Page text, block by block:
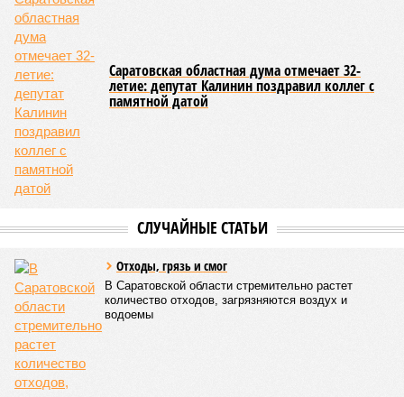
возможностями здоровья и их родители, а также учащиеся
школы-интерната, расположенной в городе Марксе. Кроме
того, на концерт прибыли подопечные саратовского
филиала государственного фонда «Защитники Отечества»,
объединяющего членов семей участников специальной
военной операции. В зале также присутствовали сестры
епархиального общества «Милосердие» и прихожане
саратовских храмов.
Благотворительный концерт «Вера, надежда, любовь» (фото: saratov-
eparhia.ru)
Среди почетных гостей были митрополит Саратовский и
Вольский
Игнатий, а также ректор Саратовской духовной
семинарии, секретарь Епархиального совета протоиерей
Сергий Штурбабин, представители епархии, ректор
Саратовской государственной консерватории
Занорин